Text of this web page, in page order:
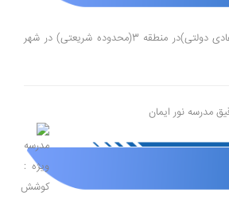
مدرسهنور ایمان دخترانه(عادی دولتی)در منطقه 3(محدوده شریعتی) در شهر
مدرسه نور ایمان